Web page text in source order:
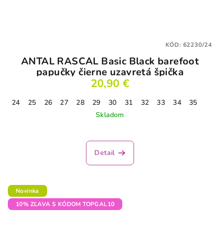
ANTAL RASCAL Basic Black barefoot
papučky čierne uzavretá špička
20,90 €
24 25 26 27 28 29 30 31 32 33 34
35
Skladom
Detail
KÓD: 62230/24
Novinka
10% ZĽAVA S KÓDOM TOPGAL10